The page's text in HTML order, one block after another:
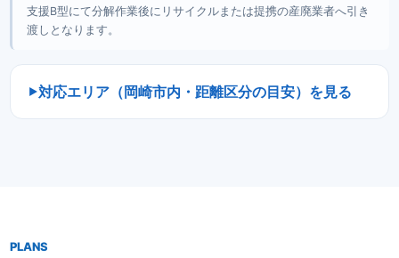
支援B型にて分解作業後にリサイクルまたは提携の産廃業者へ引き
渡しとなります。
対応エリア（岡崎市内・距離区分の目安）を見る
PLANS